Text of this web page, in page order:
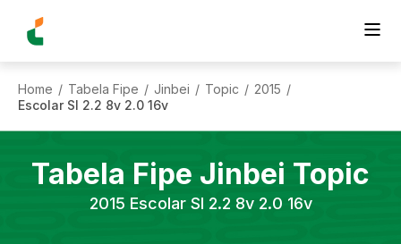
Home / Tabela Fipe / Jinbei / Topic / 2015 /
Escolar Sl 2.2 8v 2.0 16v
Tabela Fipe Jinbei Topic
2015 Escolar Sl 2.2 8v 2.0 16v